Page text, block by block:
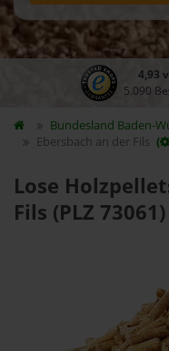
4,93
5.090
Bundesland Baden-
Ebersbach an der Fils (
Lose
Fils (PLZ 73061)